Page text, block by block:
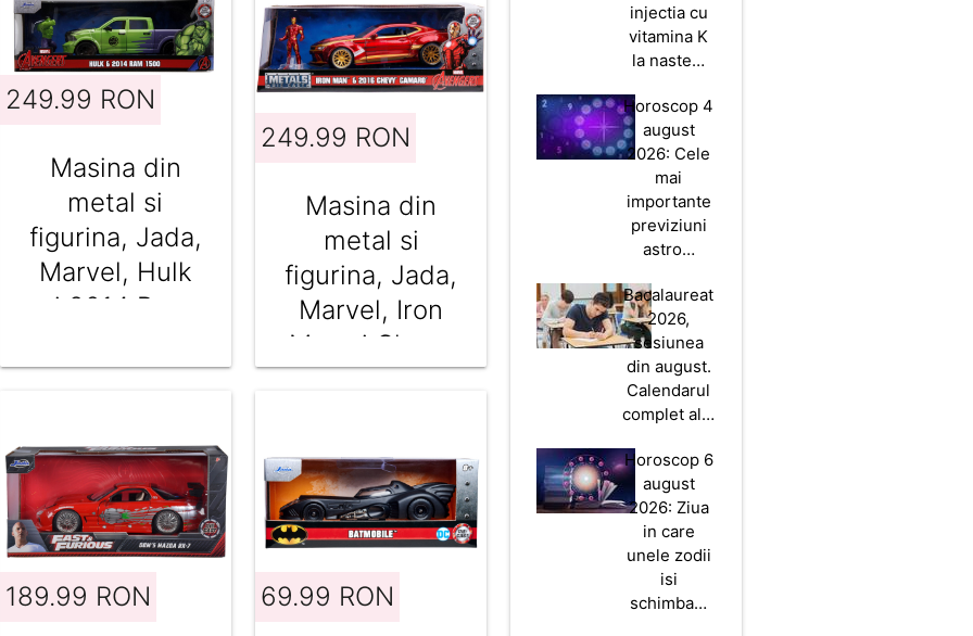
249.99 RON
Masina din
metal si
figurina, Jada,
Marvel, Hulk
si 2014 Ram
249.99 RON
Masina din
metal si
figurina, Jada,
Marvel, Iron
Man si Chevy
Camaro 2016,
189.99 RON 69.99 RON
injectia cu
vitamina K
la naste…
Horoscop 4
august
2026: Cele
mai
importante
previziuni
astro…
Bacalaureat
2026,
sesiunea
din august.
Calendarul
complet al…
Horoscop 6
august
2026: Ziua
in care
unele zodii
isi
schimba…